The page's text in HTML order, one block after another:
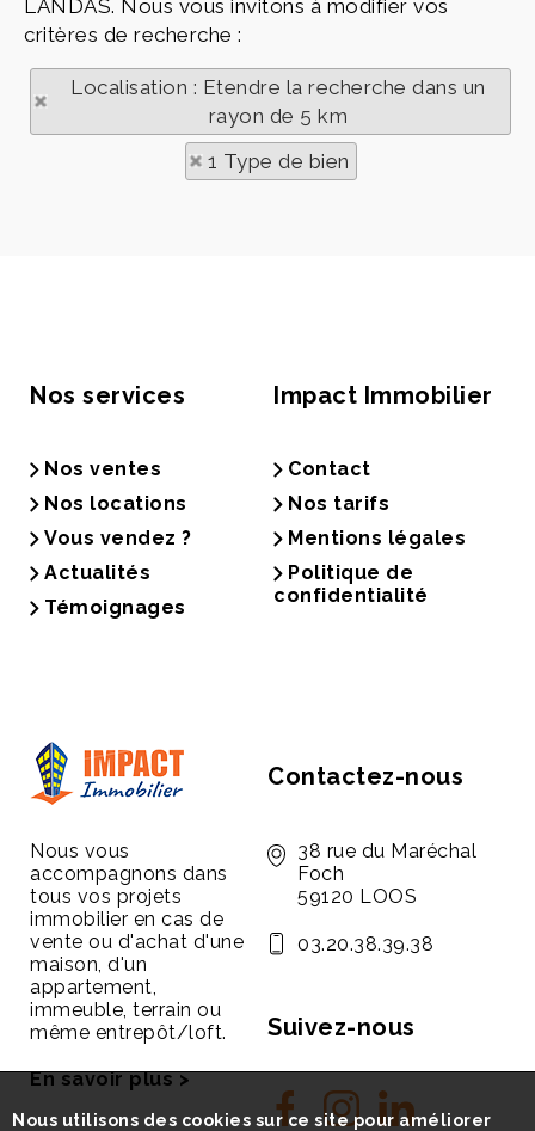
LANDAS. Nous vous invitons à modifier vos
critères de recherche :
Localisation : Etendre la recherche dans un
rayon de 5 km
1 Type de bien
Nos services
Nos ventes
Nos locations
Vous vendez ?
Actualités
Témoignages
Impact Immobilier
Contact
Nos tarifs
Mentions légales
Politique de
confidentialité
Nous vous
accompagnons dans
tous vos projets
immobilier en cas de
vente ou d'achat d'une
maison, d'un
appartement,
immeuble, terrain ou
même entrepôt/loft.
En savoir plus >
Contactez-nous
38 rue du Maréchal
Foch
59120 LOOS
03.20.38.39.38
Suivez-nous
Nous utilisons des cookies sur ce site pour améliorer